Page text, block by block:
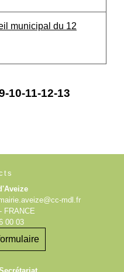
municipal du 12
-10-11-12-13
mdl.fr
FRANCE
00 03